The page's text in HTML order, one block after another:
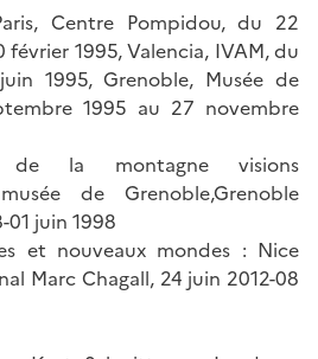
Centre Pompidou, du 22
1995, Valencia, IVAM, du
1995, Grenoble, Musée de
1995 au 27 novembre
la montagne visions
de Grenoble,Grenoble
01 juin 1998
et nouveaux mondes : Nice
Marc Chagall, 24 juin 2012-08